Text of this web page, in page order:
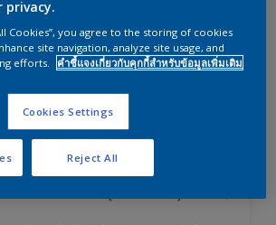
ณต้องการสีมากแค่ไหน?
ำนวณสีของเราแล้วหาคำตอบ
เครื่องคิดเลขสี
privacy.
Cookies”, you agree to the storing of cookies
site navigation, analyze site usage, and
efforts.
คำชี้แจงเกี่ยวกับคุกกี้สำหรับข้อมูลเพิ่มเติม
Cookies Settings
Reject All